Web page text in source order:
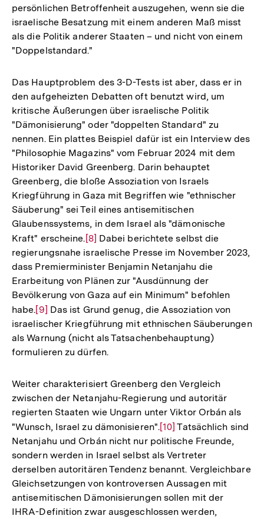
persönlichen Betroffenheit auszugehen, wenn sie die
israelische Besatzung mit einem anderen Maß misst
als die Politik anderer Staaten – und nicht von einem
"Doppelstandard."
Das Hauptproblem des 3-D-Tests ist aber, dass er in
den aufgeheizten Debatten oft benutzt wird, um
kritische Äußerungen über israelische Politik
"Dämonisierung" oder "doppelten Standard" zu
nennen. Ein plattes Beispiel dafür ist ein Interview des
"Philosophie Magazins" vom Februar 2024 mit dem
Historiker David Greenberg. Darin behauptet
Greenberg, die bloße Assoziation von Israels
Kriegführung in Gaza mit Begriffen wie "ethnischer
Säuberung" sei Teil eines antisemitischen
Glaubenssystems, in dem Israel als "dämonische
Kraft" erscheine. Zur
Auflösung
der
Fußnote
[8] Dabei berichtete selbst die
regierungsnahe israelische Presse im November 2023,
dass Premierminister Benjamin Netanjahu die
Erarbeitung von Plänen zur "Ausdünnung der
Bevölkerung von Gaza auf ein Minimum" befohlen
habe.Zur
Auflösung
der
Fußnote
[9] Das ist Grund genug, die Assoziation von
israelischer Kriegführung mit ethnischen Säuberungen
als Warnung (nicht als Tatsachenbehauptung)
formulieren zu dürfen.
Weiter charakterisiert Greenberg den Vergleich
zwischen der Netanjahu-Regierung und autoritär
regierten Staaten wie Ungarn unter Viktor Orbán als
"Wunsch, Israel zu dämonisieren".Zur
Auflösung
der
Fußnote
[10] Tatsächlich sind
Netanjahu und Orbán nicht nur politische Freunde,
sondern werden in Israel selbst als Vertreter
derselben autoritären Tendenz benannt. Vergleichbare
Gleichsetzungen von kontroversen Aussagen mit
antisemitischen Dämonisierungen sollen mit der
IHRA-Definition zwar ausgeschlossen werden,